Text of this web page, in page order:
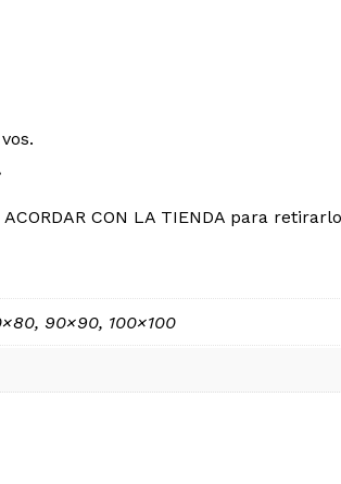
CON LA TIENDA para
90×90, 100×100